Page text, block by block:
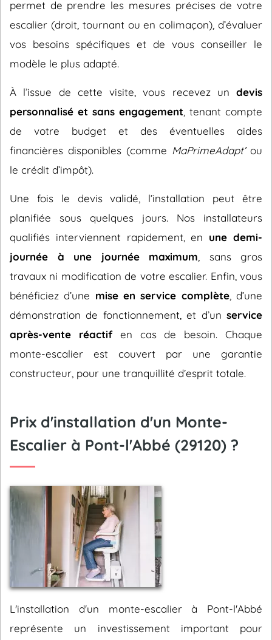
permet de prendre les mesures précises de votre
escalier (droit, tournant ou en colimaçon), d’évaluer
vos besoins spécifiques et de vous conseiller le
modèle le plus adapté.
À l’issue de cette visite, vous recevez un devis
personnalisé et sans engagement , tenant compte
de votre budget et des éventuelles aides
financières disponibles (comme MaPrimeAdapt’ou
le crédit d’impôt).
Une fois le devis validé, l’installation peut être
planifiée sous quelques jours. Nos installateurs
qualifiés interviennent rapidement, en une demi-
journée à une journée maximum , sans gros
travaux ni modification de votre escalier. Enfin, vous
bénéficiez d’une mise en service complète, d’une
démonstration de fonctionnement, et d’un service
après-vente réactifen cas de besoin. Chaque
monte-escalier est couvert par une garantie
constructeur, pour une tranquillité d’esprit totale.
Prix d'installation d'un Monte-
Escalier à Pont-l'Abbé (29120) ?
L'installation d'un monte-escalier à Pont-l'Abbé
représente un investissement important pour